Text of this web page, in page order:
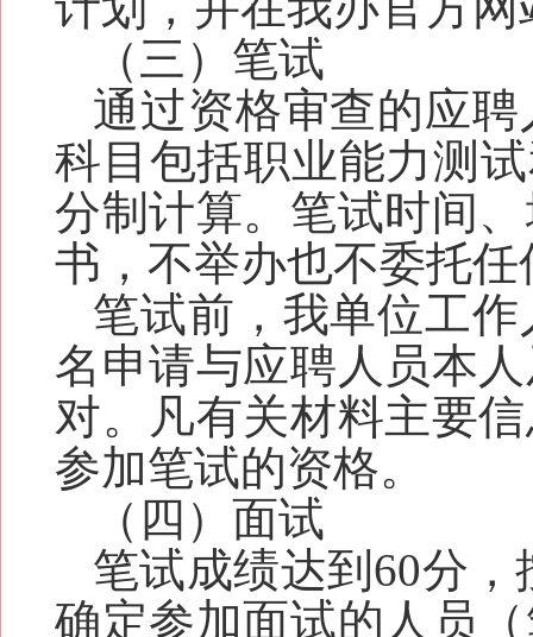
（三）笔试
通过资格审查的应
科目包括职业能力测
分制计算。笔试时间
书，不举办也不委托
笔试前，我单位工
名申请与应聘人员本
对。凡有关材料主要
参加笔试的资格。
（四）面试
笔试成绩达到 60分，
确定参加面试的人员